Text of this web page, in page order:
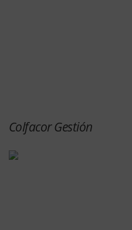
Colfacor Gestión